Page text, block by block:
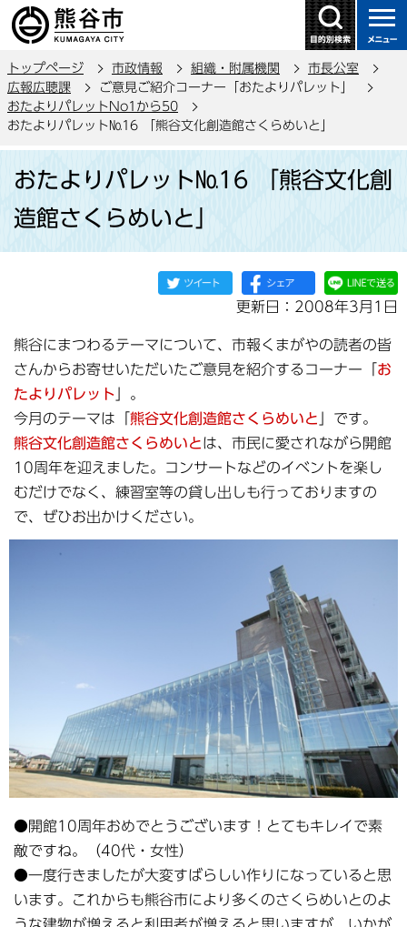
の
ー
ジ
の
先
トップページ 市政情報 組織・附属機関
市長公室
広報広聴課
ご意見ご紹介コーナー「おたよりパレット」
おたよりパレットNo1から50
おたよりパレット№16 「熊谷文化創造館さくらめいと」
か
おたよりパレット№16 「熊谷文化創
造館さくらめいと」
更新日：2008年3月1日
熊谷にまつわるテーマについて、市報くまがやの読者の皆
さんからお寄せいただいたご意見を紹介するコーナー「 お
たよりパレット 」。
今月のテーマは「 熊谷文化創造館さくらめいと
」です。
熊谷文化創造館さくらめいとは、市民に愛されながら開館
10周年を迎えました。コンサートなどのイベントを楽し
むだけでなく、練習室等の貸し出しも行っておりますの
で、ぜひお出かけください。
●開館10周年おめでとうございます！とてもキレイで素
敵ですね。（40代・女性）
●一度行きましたが大変すばらしい作りになっていると思
います。これからも熊谷市により多くのさくらめいとのよ
うな建物が増えると利用者が増えると思いますが、いかが